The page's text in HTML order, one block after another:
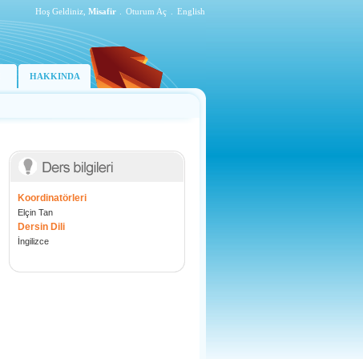
Hoş Geldiniz, Misafir Oturum Aç English
HAKKINDA
Koordinatörleri
Elçin Tan
Dersin Dili
İngilizce